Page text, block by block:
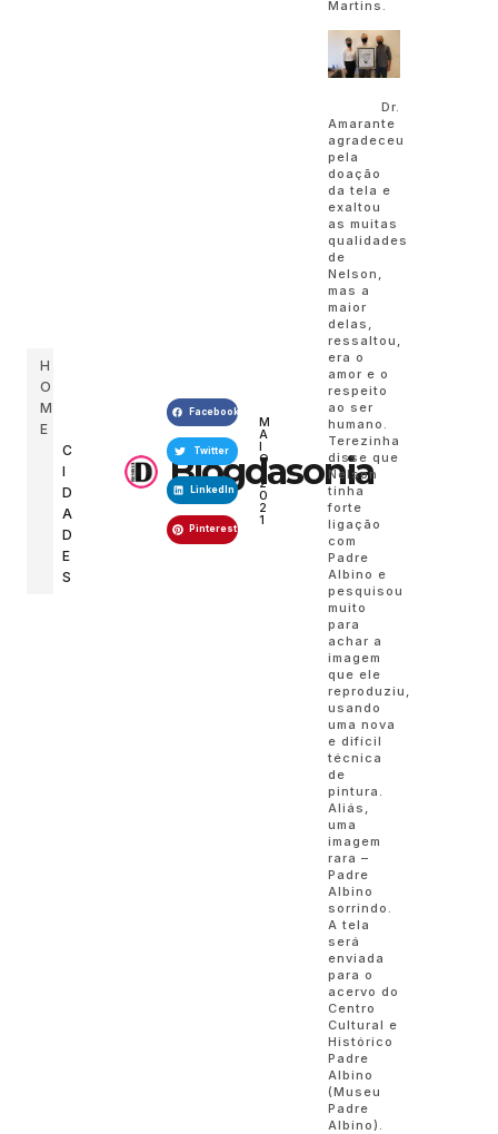
H
O
M
E
C
I
D
A
D
E
S
Blogdasonia
Facebook
Twitter
LinkedIn
Pinterest
M
A
I
O
7,
2
0
2
1
Martins.
Dr.
Amarante
agradeceu
pela
doação
da tela e
exaltou
as muitas
qualidades
de
Nelson,
mas a
maior
delas,
ressaltou,
era o
amor e o
respeito
ao ser
humano.
Terezinha
disse que
Nelson
tinha
forte
ligação
com
Padre
Albino e
pesquisou
muito
para
achar a
imagem
que ele
reproduziu,
usando
uma nova
e difícil
técnica
de
pintura.
Aliás,
uma
imagem
rara –
Padre
Albino
sorrindo.
A tela
será
enviada
para o
acervo do
Centro
Cultural e
Histórico
Padre
Albino
(Museu
Padre
Albino).